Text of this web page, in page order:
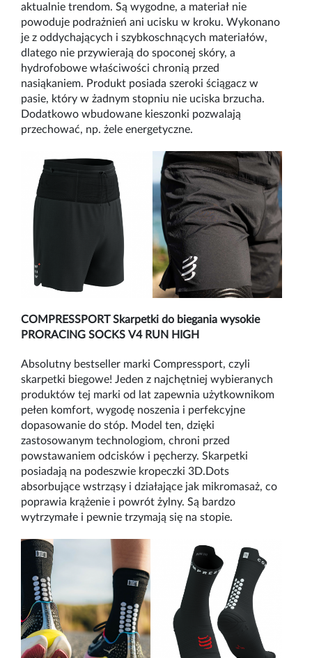
aktualnie trendom. Są wygodne, a materiał nie
powoduje podrażnień ani ucisku w kroku. Wykonano
je z oddychających i szybkoschnących materiałów,
dlatego nie przywierają do spoconej skóry, a
hydrofobowe właściwości chronią przed
nasiąkaniem. Produkt posiada szeroki ściągacz w
pasie, który w żadnym stopniu nie uciska brzucha.
Dodatkowo wbudowane kieszonki pozwalają
przechować, np. żele energetyczne.
COMPRESSPORTSkarpetki do biegania wysokie
PRORACING SOCKS V4 RUN HIGH
Absolutny bestseller marki Compressport, czyli
skarpetki biegowe! Jeden z najchętniej wybieranych
produktów tej marki od lat zapewnia użytkownikom
pełen komfort, wygodę noszenia i perfekcyjne
dopasowanie do stóp. Model ten, dzięki
zastosowanym technologiom, chroni przed
powstawaniem odcisków i pęcherzy. Skarpetki
posiadają na podeszwie kropeczki 3D.Dots
absorbujące wstrząsy i działające jak mikromasaż, co
poprawia krążenie i powrót żylny. Są bardzo
wytrzymałe i pewnie trzymają się na stopie.